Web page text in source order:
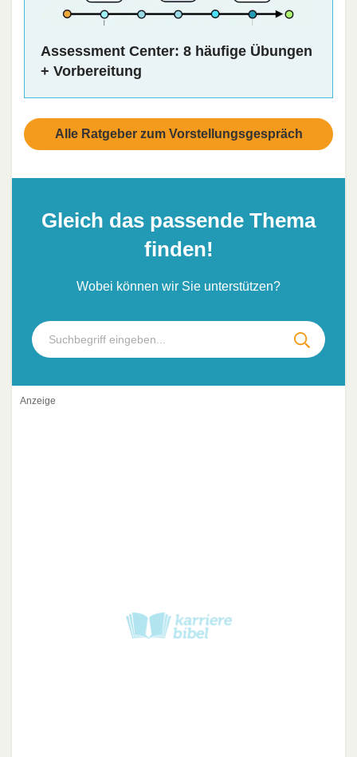
Assessment Center: 8 häufige Übungen
+ Vorbereitung
Alle Ratgeber zum Vorstellungsgespräch
Gleich das passende Thema
finden!
Wobei können wir Sie unterstützen?
Anzeige